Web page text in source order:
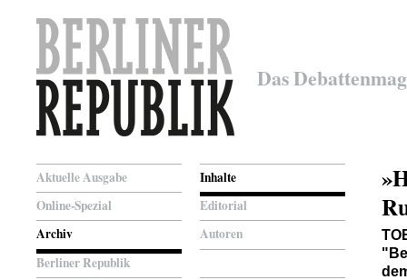
Das
Aktuelle Ausgabe
Online-Spezial
Archiv
Berliner Republik
Inhalte
Editorial
Autoren